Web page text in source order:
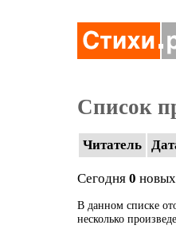
Список
Читатель
Сегодня 0
В данном списке
несколько